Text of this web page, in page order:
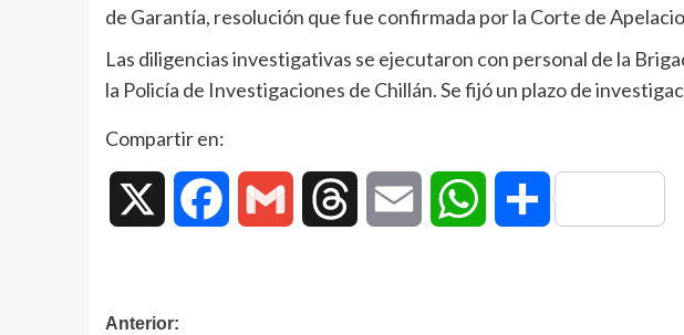
de Garantía, resolución que fue confirmada por la Corte de
Las diligencias investigativas se ejecutaron con personal de la
la Policía de Investigaciones de Chillán. Se fijó un plazo de
Compartir en:
Facebook Gmail Threads Email WhatsAppCompartir
Anterior: